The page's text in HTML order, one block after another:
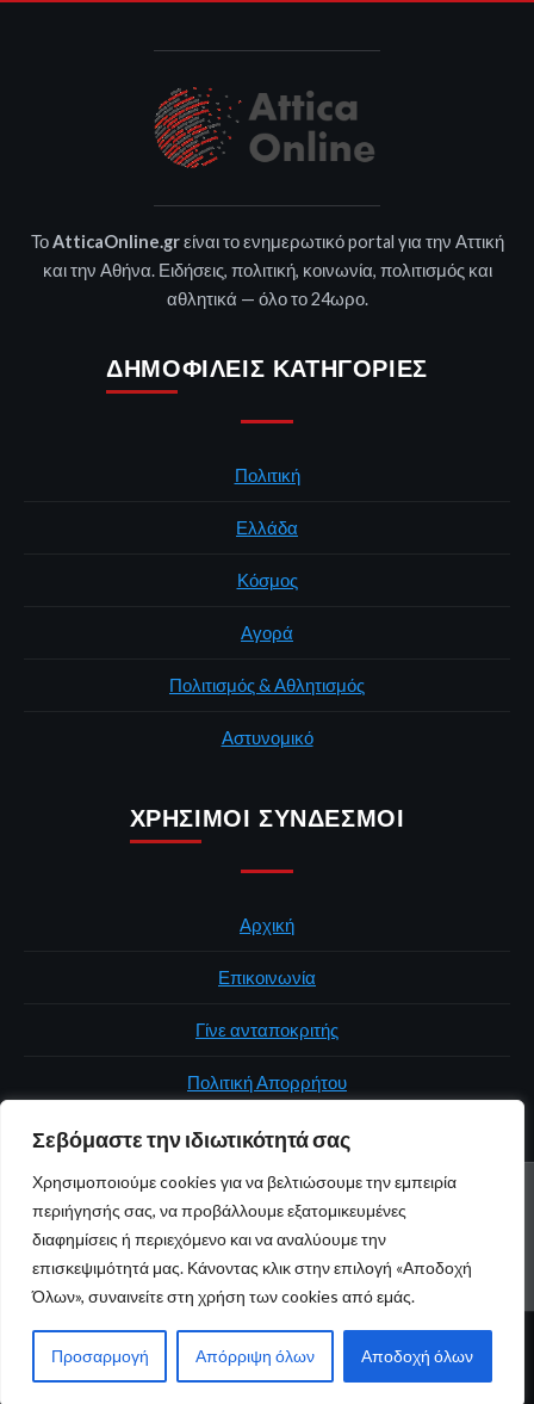
Σεβόμαστε την ιδιωτικότητά σας
Χρησιμοποιούμε cookies για να βελτιώσουμε την εμπειρία
περιήγησής σας, να προβάλλουμε εξατομικευμένες
διαφημίσεις ή περιεχόμενο και να αναλύουμε την
επισκεψιμότητά μας. Κάνοντας κλικ στην επιλογή «Αποδοχή
Όλων», συναινείτε στη χρήση των cookies από εμάς.
Προσαρμογή Απόρριψη όλων Αποδοχή όλων
ΤοAtticaOnline.grείναι το ενημερωτικό portal για την Αττική
και την Αθήνα. Ειδήσεις, πολιτική, κοινωνία, πολιτισμός και
αθλητικά — όλο το 24ωρο.
ΔΗΜΟΦΙΛΕΊΣ ΚΑΤΗΓΟΡΊΕΣ
Πολιτική
Ελλάδα
Κόσμος
Αγορά
Πολιτισμός & Αθλητισμός
Αστυνομικό
ΧΡΉΣΙΜΟΙ ΣΎΝΔΕΣΜΟΙ
Αρχική
Επικοινωνία
Γίνε ανταποκριτής
Πολιτική Απορρήτου
ΑΡΧΙΚΉ ΠΟΛΙΤΙΚΉ ΕΛΛΆΔΑ ΚΌΣΜΟΣ
ΕΠΙΚΟΙΝΩΝΊΑ
© 2026 atticaonline.gr · Με επιφύλαξη παντός δικαιώματος ·